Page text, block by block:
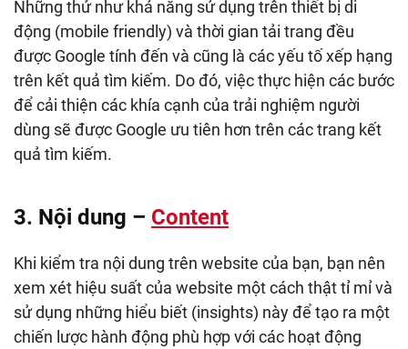
Những thứ như khả năng sử dụng trên thiết bị di
động (mobile friendly) và thời gian tải trang đều
được Google tính đến và cũng là các yếu tố xếp hạng
trên kết quả tìm kiếm. Do đó, việc thực hiện các bước
để cải thiện các khía cạnh của trải nghiệm người
dùng sẽ được Google ưu tiên hơn trên các trang kết
quả tìm kiếm.
3. Nội dung – Content
Khi kiểm tra nội dung trên website của bạn, bạn nên
xem xét hiệu suất của website một cách thật tỉ mỉ và
sử dụng những hiểu biết (insights) này để tạo ra một
chiến lược hành động phù hợp với các hoạt động